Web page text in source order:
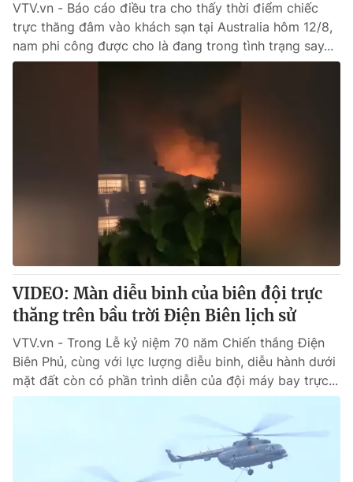
VTV.vn - Báo cáo điều tra cho thấy thời điểm chiếc
trực thăng đâm vào khách sạn tại Australia hôm 12/8,
nam phi công được cho là đang trong tình trạng say...
VIDEO: Màn diễu binh của biên đội trực
thăng trên bầu trời Điện Biên lịch sử
VTV.vn - Trong Lễ kỷ niệm 70 năm Chiến thắng Điện
Biên Phủ, cùng với lực lượng diễu binh, diễu hành dưới
mặt đất còn có phần trình diễn của đội máy bay trực...